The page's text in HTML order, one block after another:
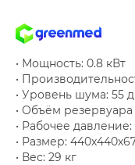
• Мощность: 0.8 кВт
•
• Уровень шума: 55
• Объём резервуара
• Рабочее
• Размер:
• Вес: 29 кг